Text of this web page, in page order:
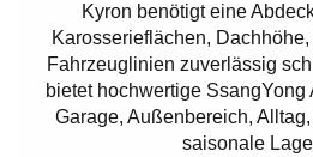
Kyron benötigt eine
Karosserieflächen,
Fahrzeuglinien zuverlässig
bietet hochwertige
Garage, Außenbereich,
saisonale